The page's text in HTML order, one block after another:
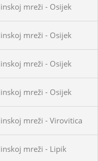
mreži - Osijek
mreži - Osijek
mreži - Osijek
mreži - Osijek
mreži - Virovitica
mreži - Lipik